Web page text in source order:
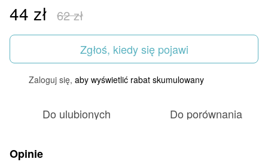
44 zł 62 zł
Zgłoś, kiedy się pojawi
Zaloguj się, aby wyświetlić rabat skumulowany
Do ulubionych Do porównania
Opinie